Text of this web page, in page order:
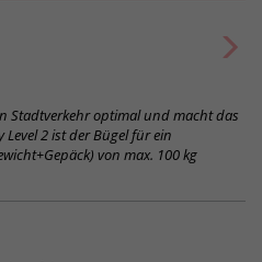
Stadtverkehr optimal und macht das
2 ist der Bügel für ein
von max. 100 kg